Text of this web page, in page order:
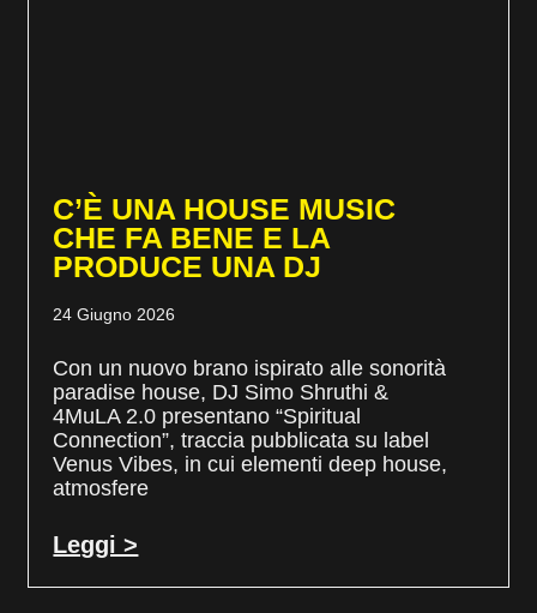
C’È UNA HOUSE MUSIC
CHE FA BENE E LA
PRODUCE UNA DJ
24 Giugno 2026
Con un nuovo brano ispirato alle sonorità
paradise house, DJ Simo Shruthi &
4MuLA 2.0 presentano “Spiritual
Connection”, traccia pubblicata su label
Venus Vibes, in cui elementi deep house,
atmosfere
Leggi >